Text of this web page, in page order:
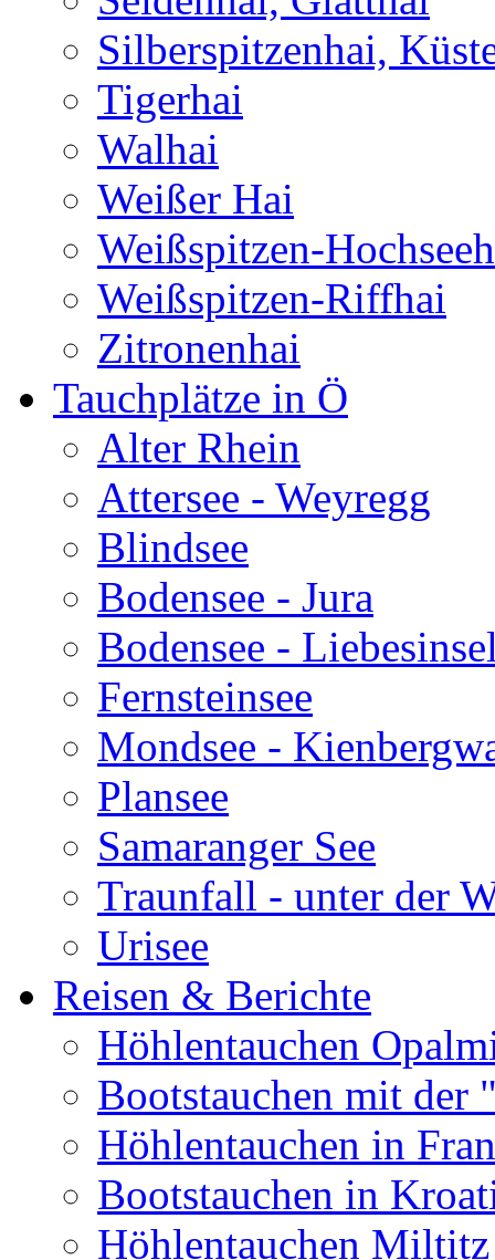
Silberspitzenhai,
Tigerhai
Walhai
Weißer Hai
Weißspitzen-
Weißspitzen-Riffhai
Zitronenhai
Tauchplätze in Ö
Alter Rhein
Attersee - Weyregg
Blindsee
Bodensee - Jura
Bodensee -
Fernsteinsee
Mondsee -
Plansee
Samaranger See
Traunfall - unter der
Urisee
Reisen & Berichte
Höhlentauchen
Bootstauchen mit
Höhlentauchen in
Bootstauchen in
Höhlentauchen